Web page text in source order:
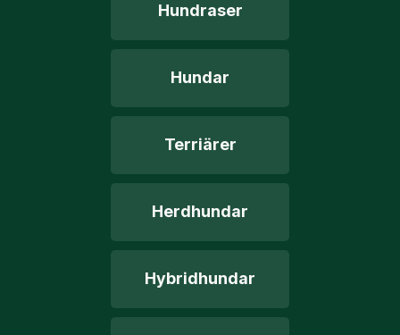
Hundraser
Hundar
Terriärer
Herdhundar
Hybridhundar